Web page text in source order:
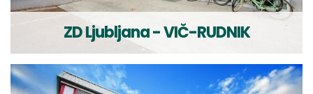
ZD Ljubljana - VIČ-RUDNIK